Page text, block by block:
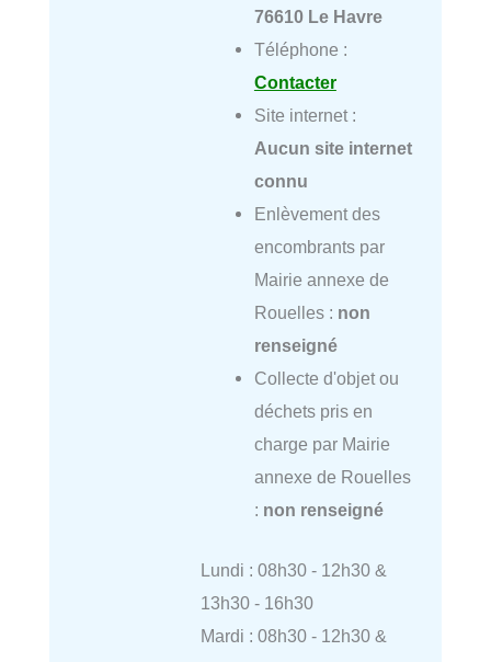
76610 Le Havre
Téléphone :
Contacter
Site internet :
Aucun site internet
connu
Enlèvement des
encombrants par
Mairie annexe de
Rouelles : non
renseigné
Collecte d'objet ou
déchets pris en
charge par Mairie
annexe de Rouelles
: non renseigné
Lundi : 08h30 - 12h30 &
13h30 - 16h30
Mardi : 08h30 - 12h30 &